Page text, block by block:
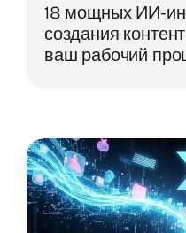
18 мощных ИИ-
создания
ваш рабочий